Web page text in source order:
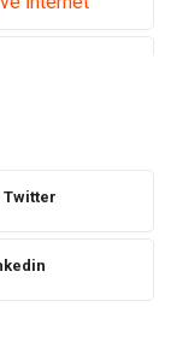
Twitter